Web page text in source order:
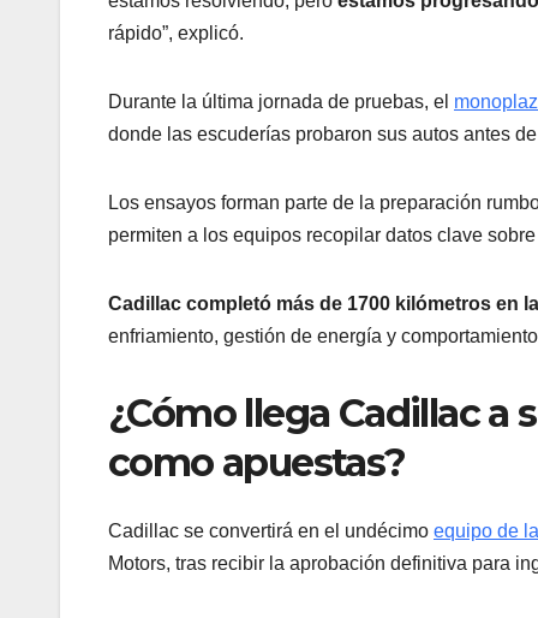
rápido”, explicó.
Durante la última jornada de pruebas, el
donde las escuderías probaron sus autos antes
Los ensayos forman parte de la preparación
permiten a los equipos recopilar datos clave
Cadillac completó más de 1700 kilómetros en
enfriamiento, gestión de energía y
¿Cómo llega Cadillac a
como apuestas?
Cadillac se convertirá en el undécimo equipo de
Motors, tras recibir la aprobación definitiva para